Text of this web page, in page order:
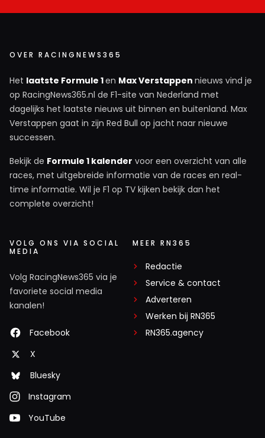
OVER RACINGNEWS365
Het laatste Formule 1en Max Verstappen nieuws vind je
op RacingNews365.nl de F1-site van Nederland met
dagelijks het laatste nieuws uit binnen en buitenland. Max
Verstappen gaat in zijn Red Bull op jacht naar nieuwe
successen.
Bekijk de Formule 1 kalender voor een overzicht van alle
races, met uitgebreide informatie van de races en real-
time informatie. Wil je F1 op TV kijken bekijk dan het
complete overzicht!
VOLG ONS VIA SOCIAL
MEDIA
Volg RacingNews365 via je
favoriete social media
kanalen!
Facebook
X
Bluesky
Instagram
YouTube
MEER RN365
Redactie
Service & contact
Adverteren
Werken bij RN365
RN365.agency